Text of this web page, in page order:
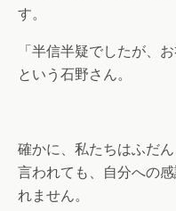
す。
「半信半疑でしたが、
という石野さん。
確かに、私たちはふだ
言われても、自分への
れません。